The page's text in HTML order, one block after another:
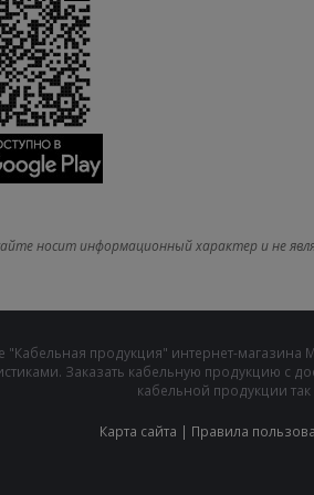
носит информационный характер и не
"Кабельная продукция" интернет-
Заказать кабельную продукцию с
кабельной продукции
Карта сайта | Правила